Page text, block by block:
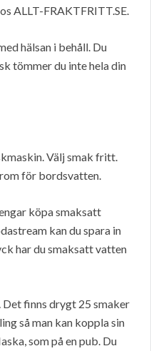
ALLT-FRAKTFRITT.SE.
hälsan i behåll. Du
tömmer du inte hela din
Välj smak fritt.
för bordsvatten.
köpa smaksatt
kan du spara in
har du smaksatt vatten
Det finns drygt 25 smaker
så man kan koppla sin
som på en pub. Du